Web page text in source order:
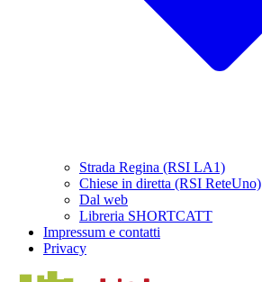
Strada Regina (RSI LA1)
Chiese in diretta (RSI ReteUno)
Dal web
Libreria SHORTCATT
Impressum e contatti
Privacy